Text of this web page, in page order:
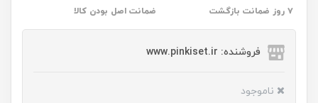
۷ روز ضمانت بازگشت ضمانت اصل بودن کالا
فروشنده: www.pinkiset.ir
ناموجود